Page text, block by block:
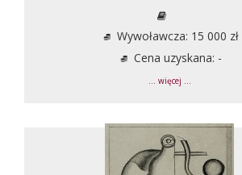
Wywoławcza: 15 000 zł
Cena uzyskana: -
... więcej ...